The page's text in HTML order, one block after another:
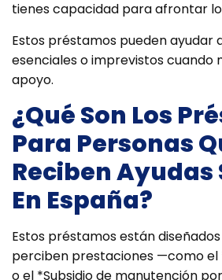
tienes capacidad para afrontar
Estos préstamos pueden ayudar
esenciales o imprevistos cuando
apoyo.
¿Qué Son Los
Para Personas
Reciben Ayudas
En España?
Estos préstamos están
perciben prestaciones —como el
o el *Subsidio de manutención